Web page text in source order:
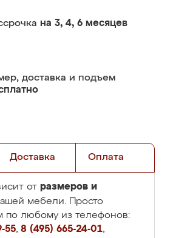
на 3, 4, 6 месяцев
доставка и подъем
Доставка Оплата
от размеров и
мебели. Просто
по любому из телефонов:
55, 8 (495) 665-24-01,